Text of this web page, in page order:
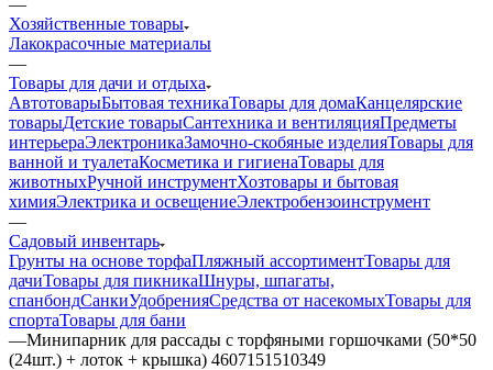
Хозяйственные товары
Лакокрасочные материалы
—
Товары для дачи и отдыха
АвтотоварыБытовая техникаТовары для домаКанцелярские
товарыДетские товарыСантехника и вентиляцияПредметы
интерьераЭлектроникаЗамочно-скобяные изделияТовары для
ванной и туалетаКосметика и гигиенаТовары для
животныхРучной инструментХозтовары и бытовая
химияЭлектрика и освещениеЭлектробензоинструмент
—
Садовый инвентарь
Грунты на основе торфаПляжный ассортиментТовары для
дачиТовары для пикникаШнуры, шпагаты,
спанбондСанкиУдобренияСредства от насекомыхТовары для
спортаТовары для бани
—Минипарник для рассады с торфяными горшочками (50*50
(24шт.) + лоток + крышка) 4607151510349